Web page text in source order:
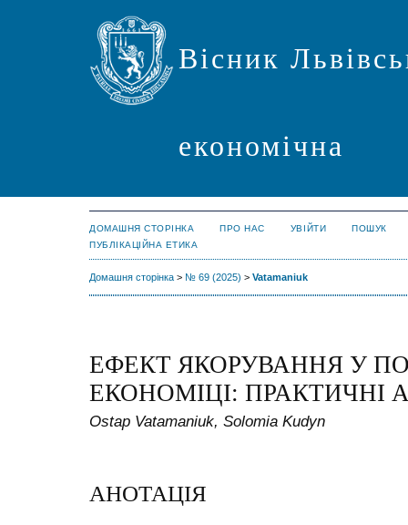
Вісник
економічна
ДОМАШНЯ СТОРІНКА ПРО НАС УВІЙТИ
ПОШУК
ПУБЛІКАЦІЙНА ЕТИКА
Домашня сторінка > № 69 (2025) > Vatamaniuk
ЕФЕКТ ЯКОРУВАННЯ У
ЕКОНОМІЦІ: ПРАКТИЧНІ
Ostap Vatamaniuk, Solomia Kudyn
АНОТАЦІЯ